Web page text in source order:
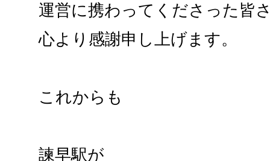
運営に携わってくださった皆
心より感謝申し上げます。
これからも
諫早駅が